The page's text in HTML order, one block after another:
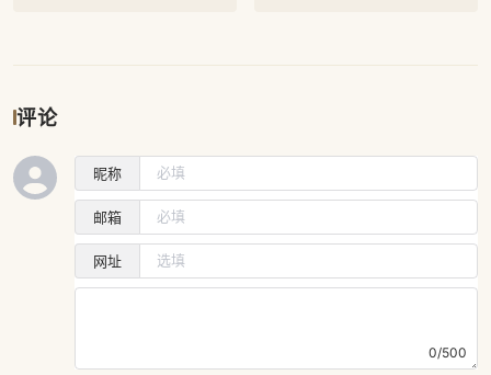
评论
昵称
邮箱
网址
0/500